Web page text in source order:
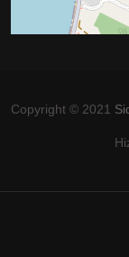
Copyright © 2021